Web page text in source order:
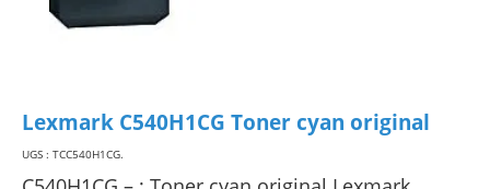
Lexmark C540H1CG Toner cyan original
UGS : TCC540H1CG.